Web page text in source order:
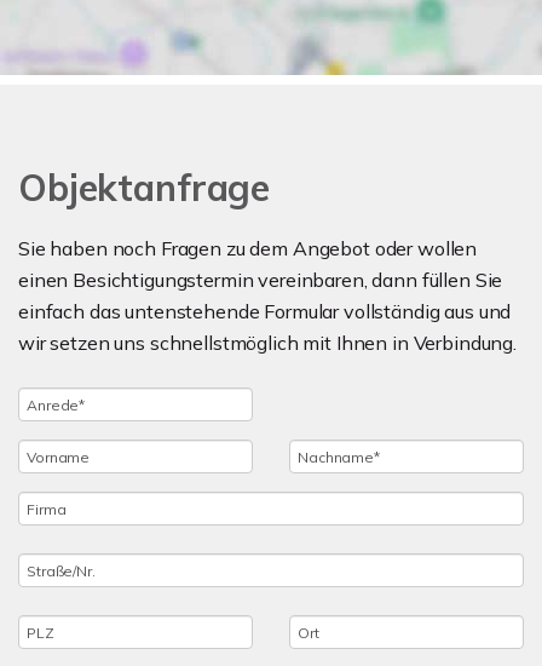
Objektanfrage
Sie haben noch Fragen zu dem Angebot oder wollen
einen Besichtigungstermin vereinbaren, dann füllen Sie
einfach das untenstehende Formular vollständig aus und
wir setzen uns schnellstmöglich mit Ihnen in Verbindung.